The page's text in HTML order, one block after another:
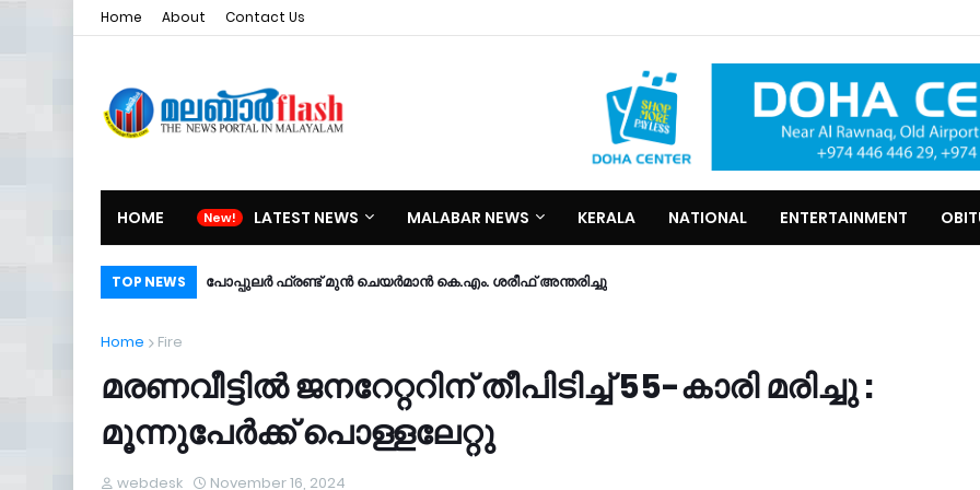
Home About Contact Us
HOME LATEST NEWS MALABAR NEWS KERALA NATIONAL ENTERTAINMENT
TOP NEWS പോപ്പുലർ ഫ്രണ്ട്​ മുൻ ചെയർമാൻ കെ.എം. ശരീഫ്​ അന്തരിച്ചു
Home Fire
മരണവീട്ടിൽ ജനറേറ്ററിന് തീപിടിച്ച് 55-കാരി മരിച്ചു :
മൂന്നുപേർക്ക് പൊള്ളലേറ്റു
webdesk November 16, 2024